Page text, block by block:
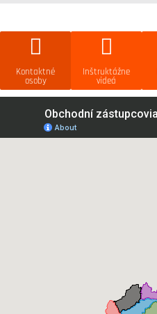
Kontaktné
osoby
Inštruktážne
videá